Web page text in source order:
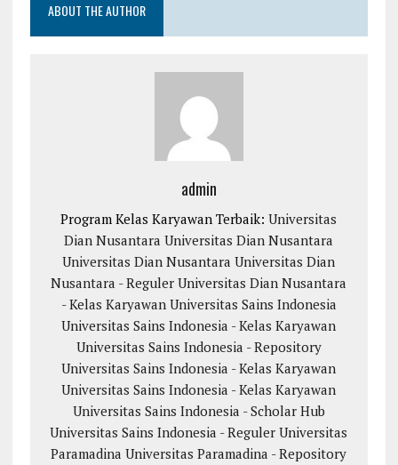
ABOUT THE AUTHOR
admin
Program Kelas Karyawan Terbaik:Universitas
Dian Nusantara Universitas Dian Nusantara
Universitas Dian Nusantara Universitas Dian
Nusantara - Reguler Universitas Dian Nusantara
- Kelas Karyawan Universitas Sains Indonesia
Universitas Sains Indonesia - Kelas Karyawan
Universitas Sains Indonesia - Repository
Universitas Sains Indonesia - Kelas Karyawan
Universitas Sains Indonesia - Kelas Karyawan
Universitas Sains Indonesia - Scholar Hub
Universitas Sains Indonesia - Reguler Universitas
Paramadina Universitas Paramadina - Repository